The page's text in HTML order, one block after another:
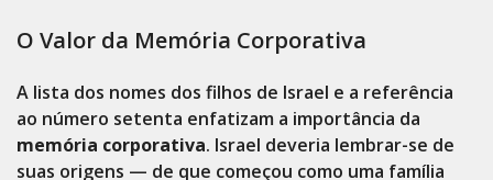
O Valor da Memória Corporativa
A lista dos nomes dos filhos de Israel e a referência
ao número setenta enfatizam a importância da
memória corporativa. Israel deveria lembrar-se de
suas origens — de que começou como uma família